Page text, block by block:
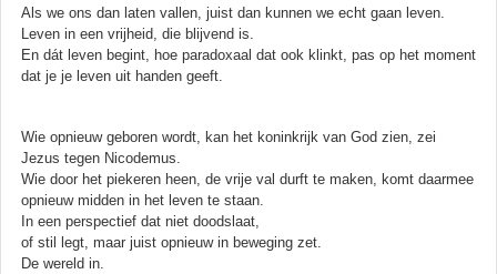
Als we ons dan laten vallen, juist dan kunnen we echt gaan leven.
Leven in een vrijheid, die blijvend is.
En dát leven begint, hoe paradoxaal dat ook klinkt, pas op het moment
dat je je leven uit handen geeft.
Wie opnieuw geboren wordt, kan het koninkrijk van God zien, zei
Jezus tegen Nicodemus.
Wie door het piekeren heen, de vrije val durft te maken, komt daarmee
opnieuw midden in het leven te staan.
In een perspectief dat niet doodslaat,
of stil legt, maar juist opnieuw in beweging zet.
De wereld in.